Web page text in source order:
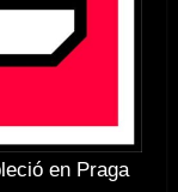
en Praga